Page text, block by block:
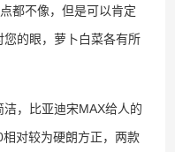
都不像，但是可以肯定
的眼，萝卜白菜各有所
，比亚迪宋MAX给人的
对较为硬朗方正，两款